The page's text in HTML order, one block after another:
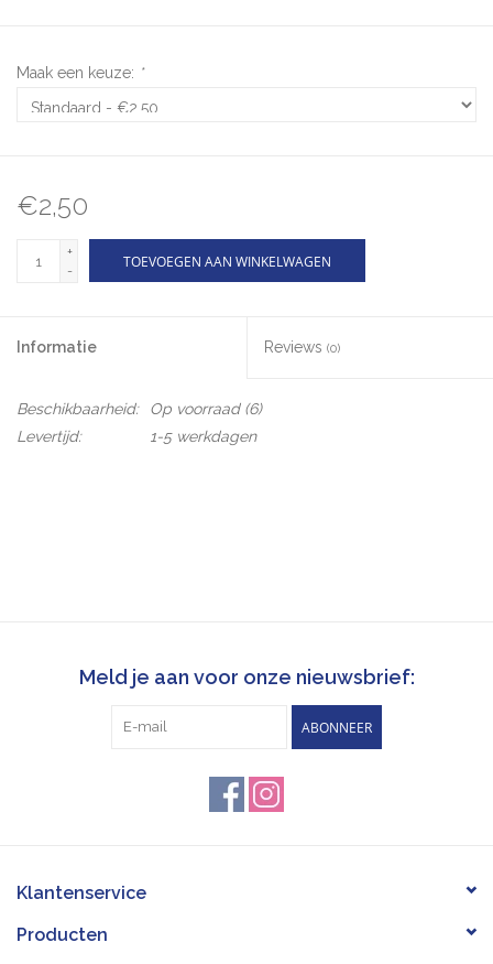
Maak een keuze: *
€2,50
+
-
TOEVOEGEN AAN WINKELWAGEN
Informatie Reviews (0)
Beschikbaarheid: Op voorraad(6)
Levertijd:
1-5 werkdagen
Meld je aan voor onze nieuwsbrief:
ABONNEER
Klantenservice
Producten